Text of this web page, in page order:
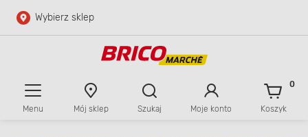
Przejdź do głównej zawartości
Wybierz sklep
Menu Mój sklep Szukaj Moje konto Koszyk
0